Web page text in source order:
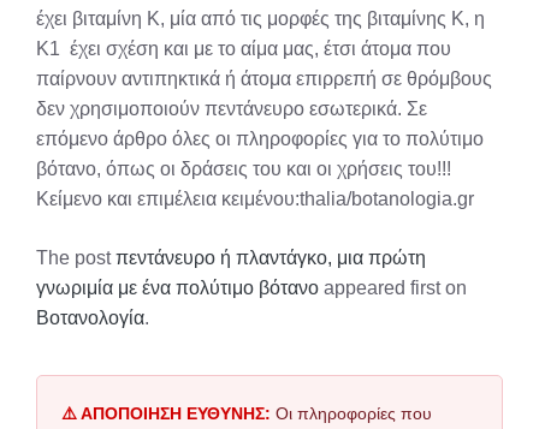
έχει βιταμίνη Κ, μία από τις μορφές της βιταμίνης Κ, η
Κ1 έχει σχέση και με το αίμα μας, έτσι άτομα που
παίρνουν αντιπηκτικά ή άτομα επιρρεπή σε θρόμβους
δεν χρησιμοποιούν πεντάνευρο εσωτερικά. Σε
επόμενο άρθρο όλες οι πληροφορίες για το πολύτιμο
βότανο, όπως οι δράσεις του και οι χρήσεις του!!!
Κείμενο και επιμέλεια κειμένου:thalia/botanologia.gr
The postπεντάνευρο ή πλαντάγκο, μια πρώτη
γνωριμία με ένα πολύτιμο βότανο appeared first on
Βοτανολογία.
⚠️ ΑΠΟΠΟΙΗΣΗ ΕΥΘΥΝΗΣ: Οι πληροφορίες που